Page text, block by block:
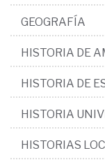
GEOGRAFÍA
HISTORIA DE
HISTORIA DE
HISTORIA
HISTORIAS